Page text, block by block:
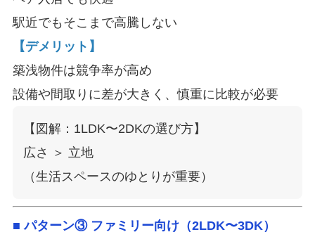
駅近でもそこまで高騰しない
【デメリット】
築浅物件は競争率が高め
設備や間取りに差が大きく、慎重に比較が必要
【図解：1LDK〜2DKの選び方】
広さ ＞ 立地
■ パターン③ ファミリー向け（2LDK〜3DK）